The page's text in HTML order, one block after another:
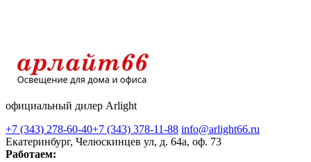
официальный дилер Arlight
+7 (343) 278-60-40+7 (343) 378-11-88 info@arlight66.ru
Екатеринбург, Челюскинцев ул, д. 64а, оф. 73
Работаем: